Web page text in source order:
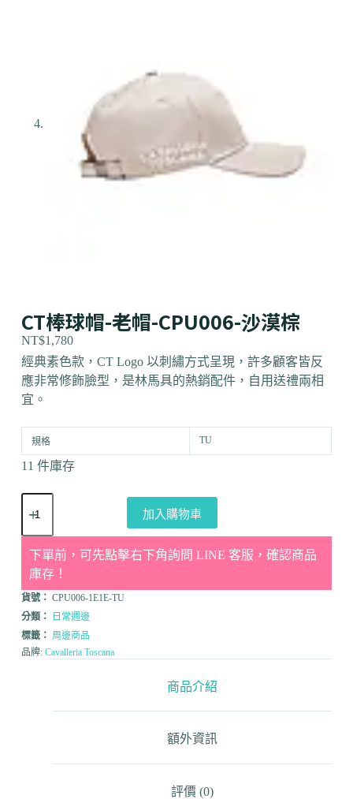
CT棒球帽-老帽-CPU006-沙漠棕
NT$1,780
經典素色款，CT Logo 以刺繡方式呈現，許多顧客皆反
應非常修飾臉型，是林馬具的熱銷配件，自用送禮兩相
宜。
規格 TU
11 件庫存
加入購物車
下單前，可先點擊右下角詢問 LINE 客服，確認商品
庫存！
貨號： CPU006-1E1E-TU
分類：
日常週邊
標籤： 周邊商品
品牌: Cavalleria Toscana
商品介紹
額外資訊
評價 (0)